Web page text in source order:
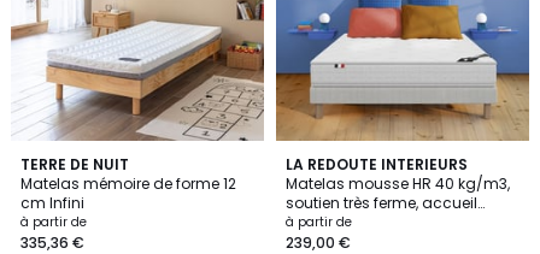
TERRE DE NUIT
Matelas mémoire de forme 12
cm Infini
à partir de
335,36 €
3,5
/ 5
LA REDOUTE INTERIEURS
Matelas mousse HR 40 kg/m3,
soutien très ferme, accueil
moelleux, traité non feu
à partir de
239,00 €